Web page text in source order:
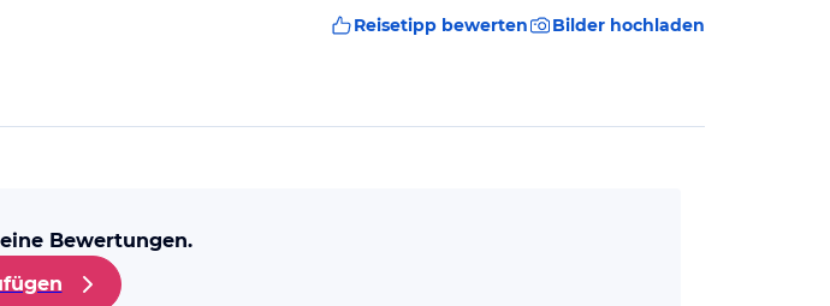
Reisetipp bewerten Bilder hochladen
Bewertungen.